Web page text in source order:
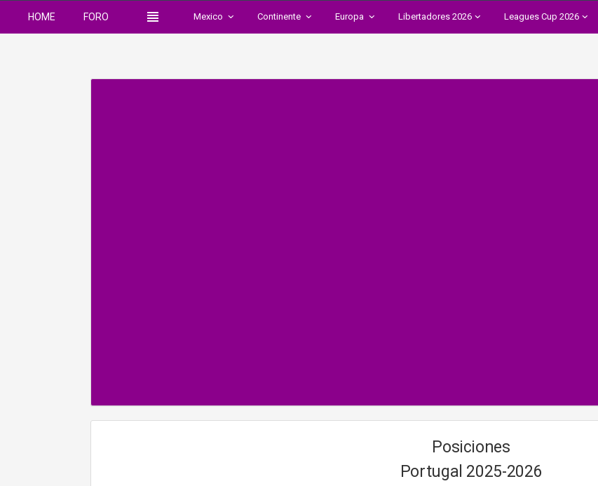
HOME FORO Mexico Continente Europa Libertadores 2026 Leagues Cup 2026
Posiciones
Portugal 2025-2026